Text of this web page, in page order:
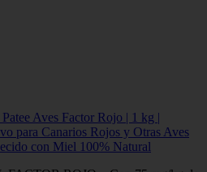
Aves Factor Rojo | 1 kg |
para Canarios Rojos y Otras Aves
con Miel 100% Natural